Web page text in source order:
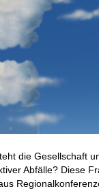
die Gesellschaft
Abfälle? Diese